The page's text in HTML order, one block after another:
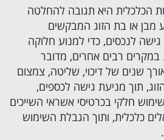
הכלכלית היא תגובה להחלטה
או בת הזוג המבקשים
לנכסים, כדי למנוע חלוקה
במקרים רבים אחרים, מדובר
שנים של דיכוי, שליטה, צמצום
תוך מניעת גישה לכספים,
חלקי בכרטיסי אשראי השייכים
כלכלית, ותוך הגבלת השימוש